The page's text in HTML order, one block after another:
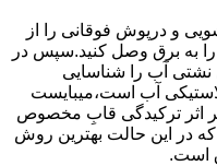
و درپوش ﻓﻮﻗﺎﻧﯽ را از
ﺑﻪ ﺑﺮق وصل ﮐﻨﯿﺪ.سپس در
نشتی آب را ﺷﻨﺎﺳﺎﯾﯽ
آب اﺳﺖ،میبایست
اثر ﺗﺮﮐﯿﺪﮔﯽ قابِ ﻣﺨﺼﻮص
در این حالت بهترین روش
اﺳﺖ.